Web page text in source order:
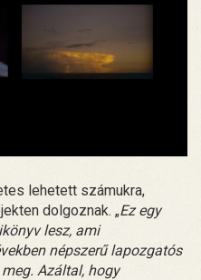
lehetett számukra,
dolgoznak. „Ez egy
lesz, ami
népszerű lapozgatós
Azáltal, hogy